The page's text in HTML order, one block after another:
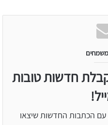
משמחים
חדשות טובות
עם הכתבות החדשות שיצאו